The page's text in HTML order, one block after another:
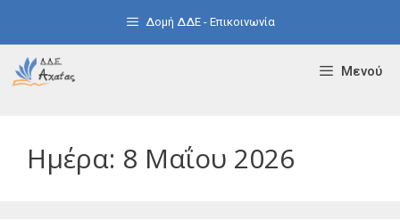
Δομή ΔΔΕ - Επικοινωνία
Μενού
Ημέρα: 8 Μαΐου 2026